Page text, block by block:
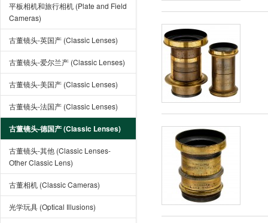
平板相机和旅行相机 (Plate and Field
Cameras)
古董镜头-英国产 (Classic Lenses)
古董镜头-爱尔兰产 (Classic Lenses)
古董镜头-美国产 (Classic Lenses)
古董镜头-法国产 (Classic Lenses)
古董镜头-德国产 (Classic Lenses)
古董镜头-其他 (Classic Lenses-
Other Classic Lens)
古董相机 (Classic Cameras)
光学玩具 (Optical Illusions)